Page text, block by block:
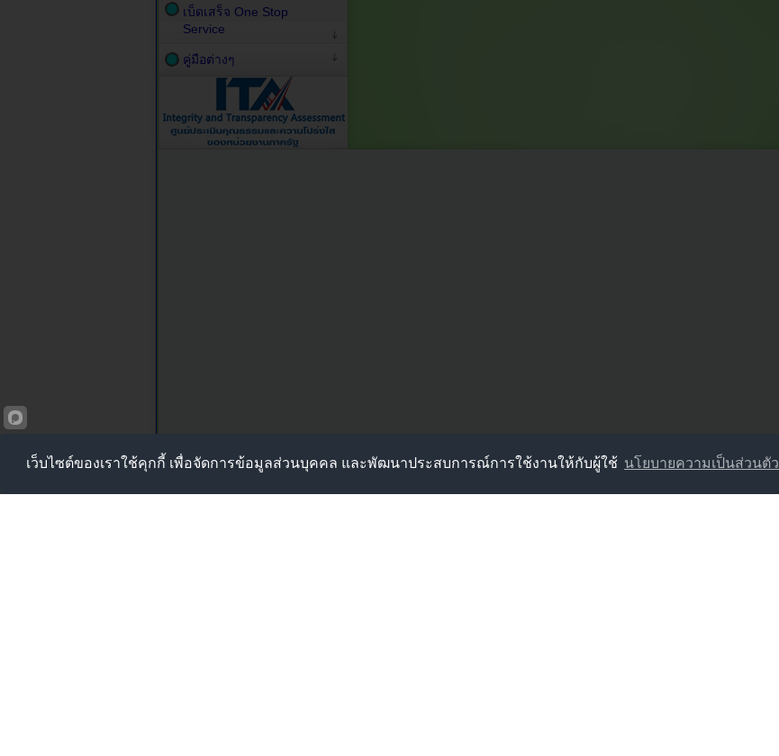
เบ็ดเสร็จ One Stop
Service
คู่มือต่างๆ
เว็บไซต์ของเราใช้คุกกี้ เพื่อจัดการข้อมูลส่วนบุคคล และพัฒนาประสบการณ์การใช้งานให้กับผู้ใช้ นโยบายความเป็นส่วนตัว